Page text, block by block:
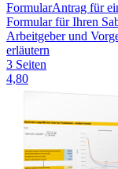
FormularAntrag für
Formular für Ihren
Arbeitgeber und
erläutern
3 Seiten
4,80